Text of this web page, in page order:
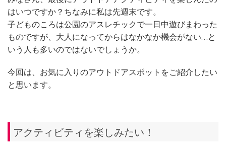
はいつですか？ちなみに私は先週末です。
子どものころは公園のアスレチックで一日中遊びまわった
ものですが、大人になってからはなかなか機会がない…と
いう人も多いのではないでしょうか。
今回は、お気に入りのアウトドアスポットをご紹介したい
と思います。
アクティビティを楽しみたい！